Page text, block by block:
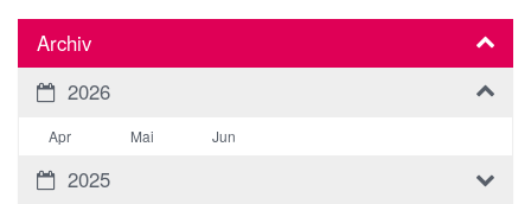
Archiv
2026
Apr Mai Jun
2025